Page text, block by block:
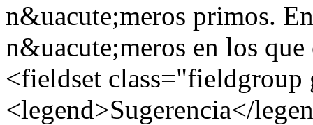
n&uacute;meros primos.
n&uacute;meros en los
<fieldset class="fieldgroup
<legend>Sugerencia</